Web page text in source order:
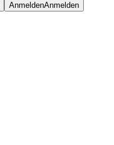
AnmeldenAnmelden